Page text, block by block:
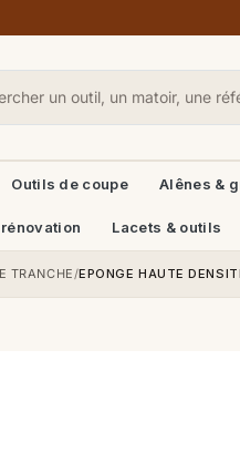
Outils de coupe Alênes &
Lacets & outils
TRANCHE/EPONGE HAUTE